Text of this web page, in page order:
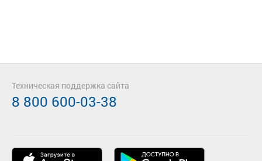
Техническая поддержка сайта
8 800 600-03-38